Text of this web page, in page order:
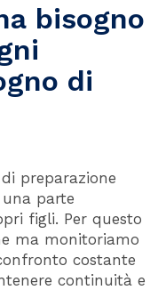
bisogno
di
preparazione
parte
figli. Per questo
ma monitoriamo
costante
continuità e